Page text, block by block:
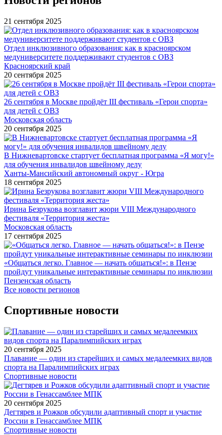
21 сентября 2025
Отдел инклюзивного образования: как в красноярском
медуниверситете поддерживают студентов с ОВЗ
Красноярский край
20 сентября 2025
26 сентября в Москве пройдёт III фестиваль «Герои спорта»
для детей с ОВЗ
Московская область
20 сентября 2025
В Нижневартовске стартует бесплатная программа «Я могу!»
для обучения инвалидов швейному делу
Ханты-Мансийский автономный округ - Югра
18 сентября 2025
Ирина Безрукова возглавит жюри VIII Международного
фестиваля «Территория жеста»
Московская область
17 сентября 2025
«Общаться легко. Главное — начать общаться!»: в Пензе
пройдут уникальные интерактивные семинары по инклюзии
Пензенская область
Все новости регионов
Спортивные новости
20 сентября 2025
Плавание — один из старейших и самых медалеемких видов
спорта на Паралимпийских играх
Спортивные новости
20 сентября 2025
Дегтярев и Рожков обсудили адаптивный спорт и участие
России в Генассамблее МПК
Спортивные новости